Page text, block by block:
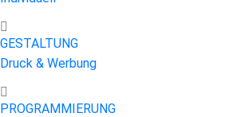
GESTALTUNG
Druck & Werbung
PROGRAMMIERUNG